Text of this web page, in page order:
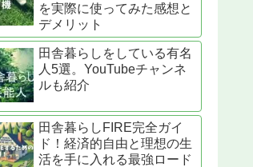
を実際に使ってみた感想と
デメリット
田舎暮らしをしている有名
人5選。YouTubeチャンネ
ルも紹介
田舎暮らしFIRE完全ガイ
ド！経済的自由と理想の生
活を手に入れる最強ロード